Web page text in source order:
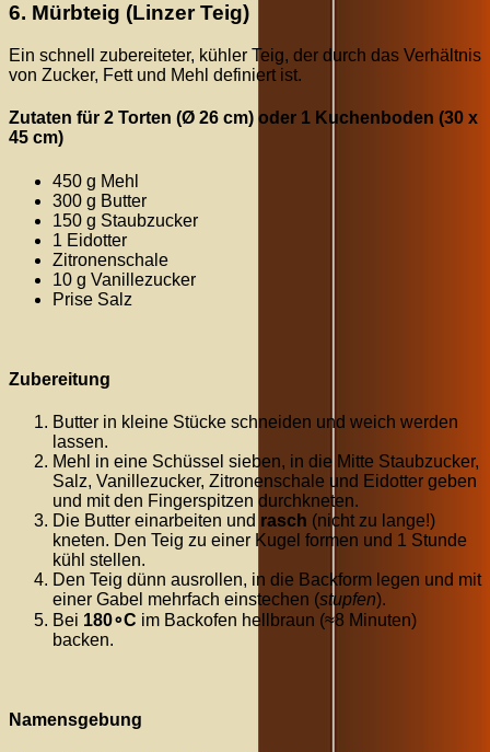
6. Mürbteig (Linzer Teig)
Ein schnell zubereiteter, kühler Teig, der durch das Verhältnis
von Zucker, Fett und Mehl definiert ist.
Zutaten für 2 Torten (Ø 26 cm) oder 1 Kuchenboden (30 x
45 cm)
450 g Mehl
300 g Butter
150 g Staubzucker
1 Eidotter
Zitronenschale
10 g Vanillezucker
Prise Salz
Zubereitung
Butter in kleine Stücke schneiden und weich werden
lassen.
Mehl in eine Schüssel sieben, in die Mitte Staubzucker,
Salz, Vanillezucker, Zitronenschale und Eidotter geben
und mit den Fingerspitzen durchkneten.
Die Butter einarbeiten und rasch (nicht zu lange!)
kneten. Den Teig zu einer Kugel formen und 1 Stunde
kühl stellen.
Den Teig dünn ausrollen, in die Backform legen und mit
einer Gabel mehrfach einstechen (stupfen).
Bei 180∘C im Backofen hellbraun (≈8 Minuten)
backen.
Namensgebung